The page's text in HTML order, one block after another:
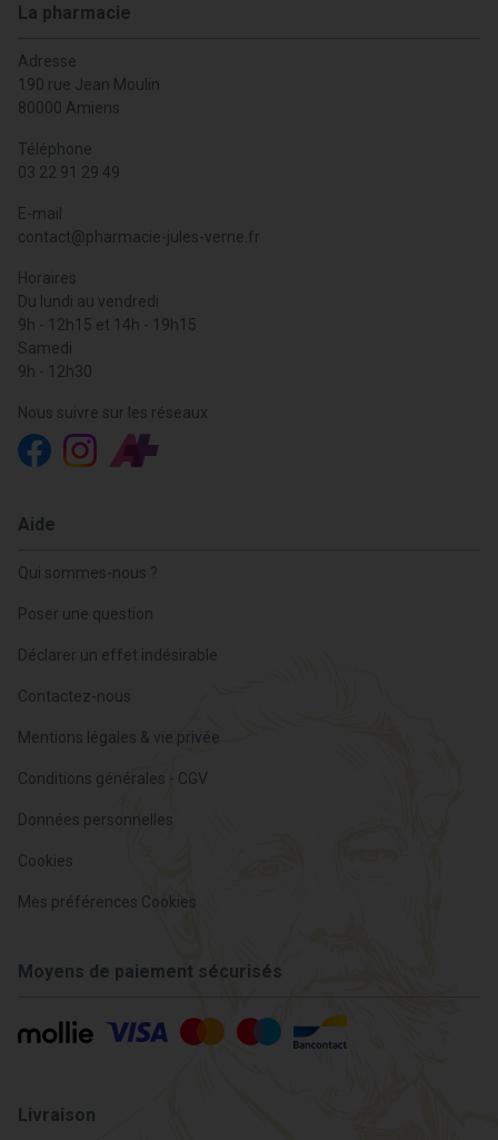
La pharmacie
Adresse
190 rue Jean Moulin
80000 Amiens
Téléphone
03 22 91 29 49
E-mail
contact@pharmacie-jules-verne.fr
Horaires
Du lundi au vendredi
9h - 12h15 et 14h - 19h15
Samedi
9h - 12h30
Nous suivre sur les réseaux
Aide
Qui sommes-nous ?
Poser une question
Déclarer un effet indésirable
Contactez-nous
Mentions légales & vie privée
Conditions générales - CGV
Données personnelles
Cookies
Mes préférences Cookies
Moyens de paiement sécurisés
Livraison